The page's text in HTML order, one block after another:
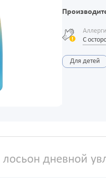
С
Для детей
лосьон дневной